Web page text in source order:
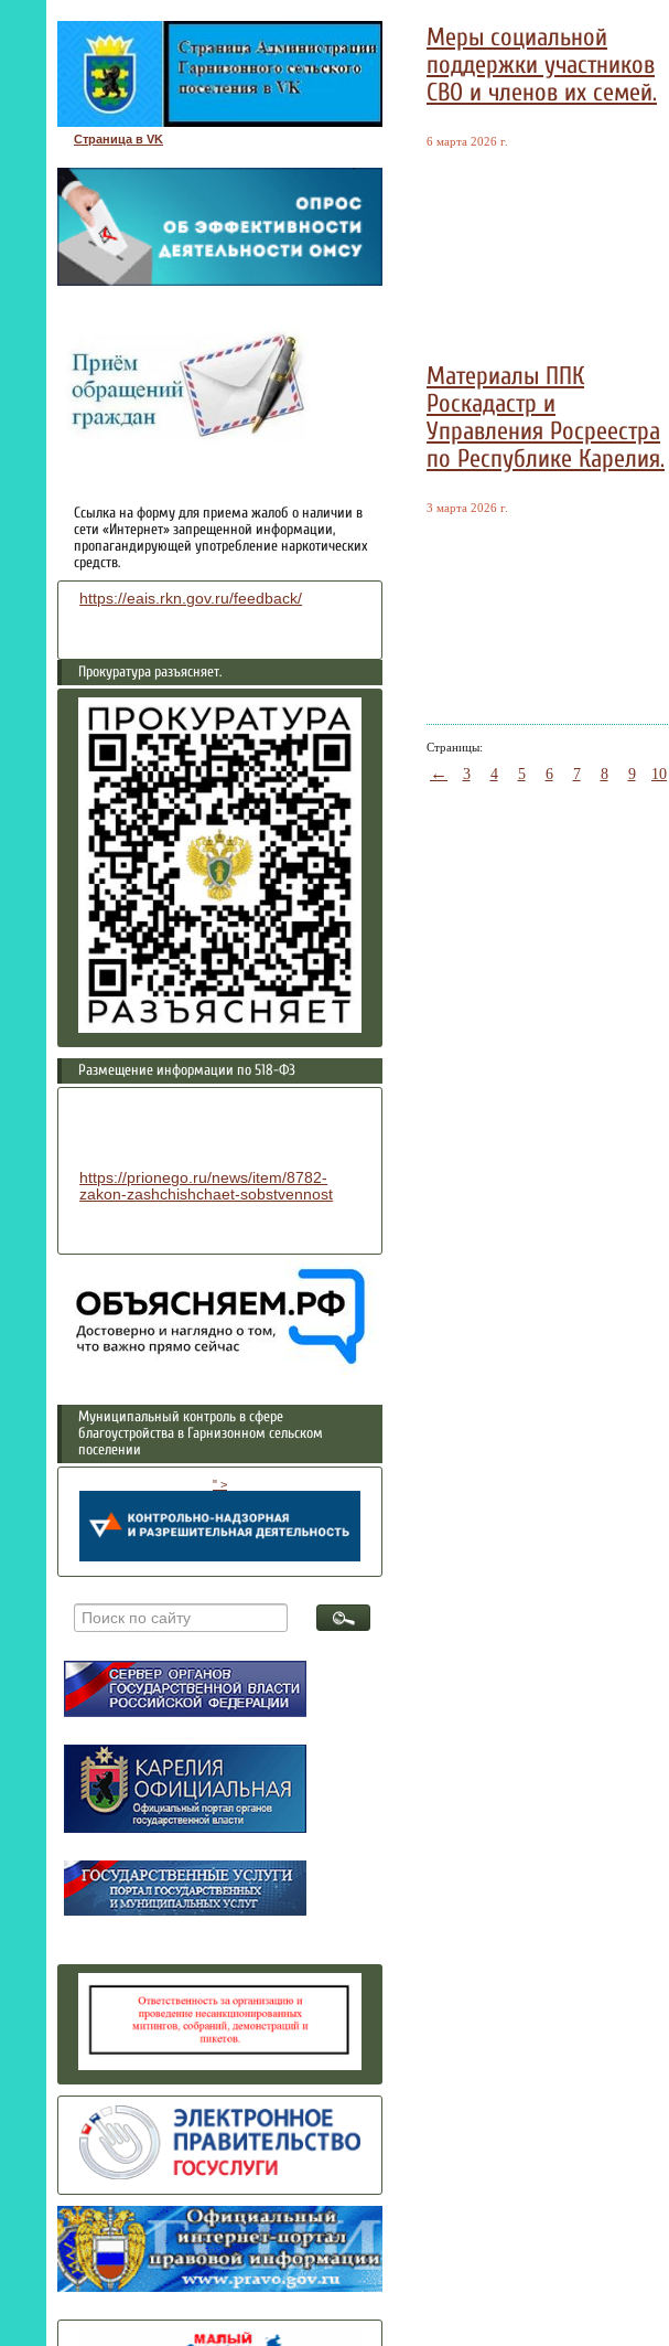
Страница в VK
Ссылка на форму для приема жалоб о наличии в
сети «Интернет» запрещенной информации,
пропагандирующей употребление наркотических
средств.
https://eais.rkn.gov.ru/feedback/
Прокуратура разъясняет.
Размещение информации по 518-ФЗ
https://prionego.ru/news/item/8782-
zakon-zashchishchaet-sobstvennost
Муниципальный контроль в сфере
благоустройства в Гарнизонном сельском
поселении
" >
Меры социальной
поддержки участников
СВО и членов их семей.
6 марта 2026 г.
Материалы ППК
Роскадастр и
Управления Росреестра
по Республике Карелия.
3 марта 2026 г.
Страницы:
← 3 4 5 6 7 8 9 10